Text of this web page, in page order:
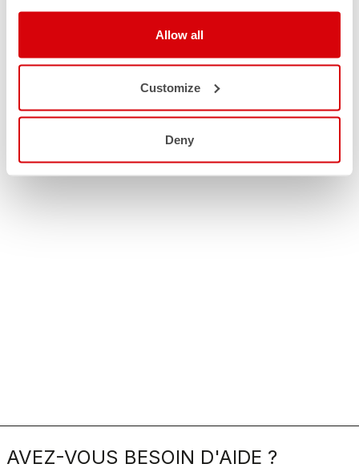
Allow all
Customize
Deny
AVEZ-VOUS BESOIN D'AIDE ?